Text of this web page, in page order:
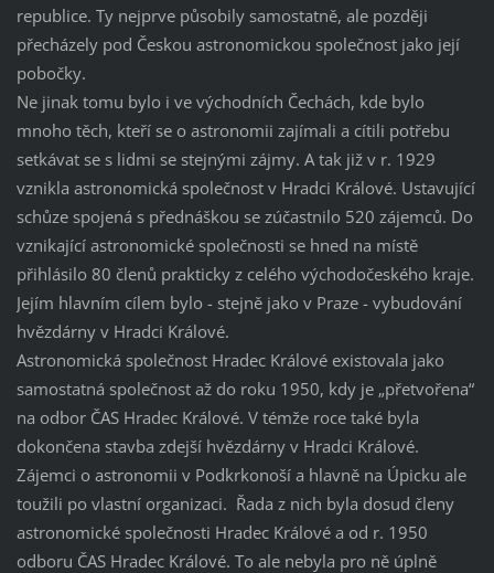
republice. Ty nejprve působily samostatně, ale později
přecházely pod Českou astronomickou společnost jako její
pobočky.
Ne jinak tomu bylo i ve východních Čechách, kde bylo
mnoho těch, kteří se o astronomii zajímali a cítili potřebu
setkávat se s lidmi se stejnými zájmy. A tak již v r. 1929
vznikla astronomická společnost v Hradci Králové. Ustavující
schůze spojená s přednáškou se zúčastnilo 520 zájemců. Do
vznikající astronomické společnosti se hned na místě
přihlásilo 80 členů prakticky z celého východočeského kraje.
Jejím hlavním cílem bylo - stejně jako v Praze - vybudování
hvězdárny v Hradci Králové.
Astronomická společnost Hradec Králové existovala jako
samostatná společnost až do roku 1950, kdy je „přetvořena“
na odbor ČAS Hradec Králové. V témže roce také byla
dokončena stavba zdejší hvězdárny v Hradci Králové.
Zájemci o astronomii v Podkrkonoší a hlavně na Úpicku ale
toužili po vlastní organizaci. Řada z nich byla dosud členy
astronomické společnosti Hradec Králové a od r. 1950
odboru ČAS Hradec Králové. To ale nebyla pro ně úplně